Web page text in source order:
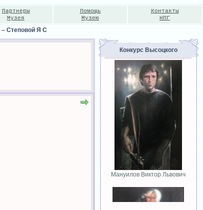
Партнеры
Музея
Помощь
Музею
Контакты
НПГ
– Степовой Я С
Конкурс Высоцкого
Мануилов Виктор Львович